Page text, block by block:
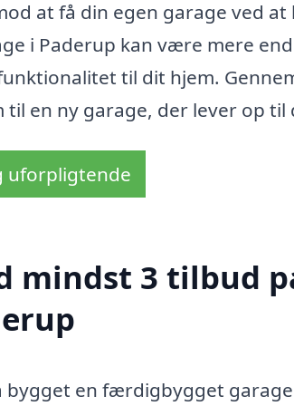
at få din egen garage ved
i Paderup kan være mere
til dit hjem.
til en ny garage, der lever op til
uforpligtende
mindst 3 tilbud
bygget en færdigbygget